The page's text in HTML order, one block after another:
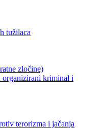
tužilaca
zločine)
organizirani kriminal i
terorizma i jačanja